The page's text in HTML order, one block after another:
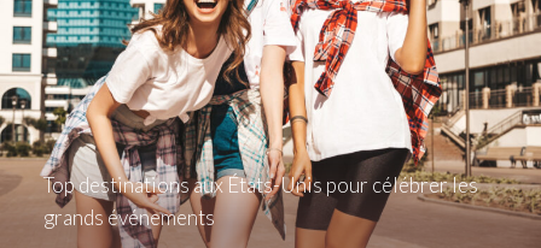
Top destinations aux États-Unis pour célébrer les
grands événements